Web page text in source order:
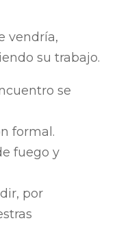
vendría,
su trabajo.
se
formal.
fuego y
por